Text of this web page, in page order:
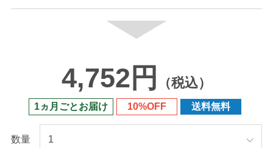
4,752円 （税込）
1ヵ月ごとお届け 10%OFF 送料無料
数量